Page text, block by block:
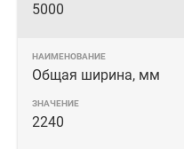
5000
Общая ширина, мм
2240